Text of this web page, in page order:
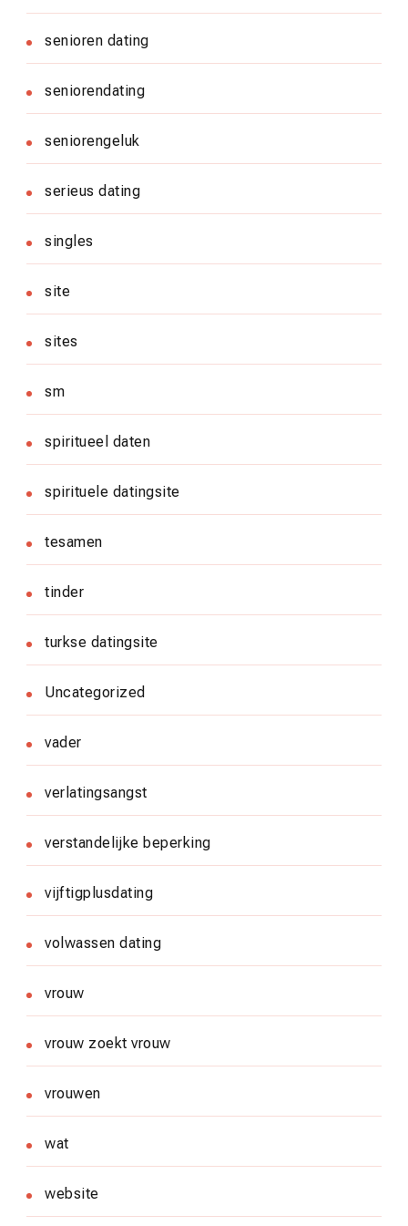
senioren dating
seniorendating
seniorengeluk
serieus dating
singles
site
sites
sm
spiritueel daten
spirituele datingsite
tesamen
tinder
turkse datingsite
Uncategorized
vader
verlatingsangst
verstandelijke beperking
vijftigplusdating
volwassen dating
vrouw
vrouw zoekt vrouw
vrouwen
wat
website